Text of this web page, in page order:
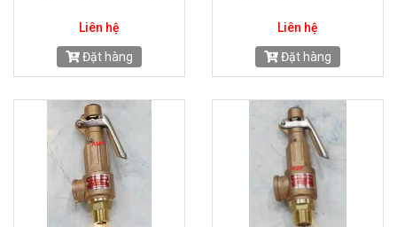
Liên hệ
Đặt hàng
Liên hệ
Đặt hàng